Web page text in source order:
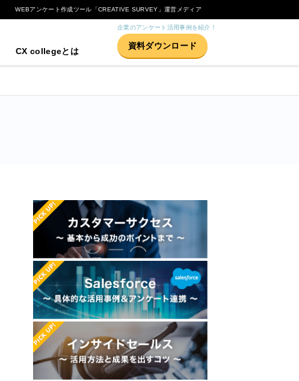
WEBアンケート作成ツール「CREATIVE SURVEY」運営メディア
CX collegeとは
企業のアンケート活用事例を紹介！
資料ダウンロード